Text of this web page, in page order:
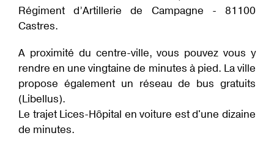
Régiment d’Artillerie de Campagne - 81100
Castres.
A proximité du centre-ville, vous pouvez vous y
rendre en une vingtaine de minutes à pied. La ville
propose également un réseau de bus gratuits
(Libellus).
Le trajet Lices-Hôpital en voiture est d'une dizaine
de minutes.